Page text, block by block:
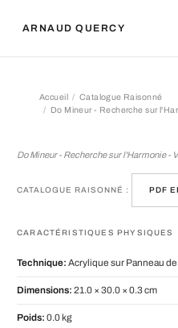
ARNAUD QUERCY
Accueil
Catalogue Raisonné
Do Mineur - Recherche sur
Do Mineur - Recherche sur l'Harmonie -
CATALOGUE RAISONNÉ : PDF
CARACTÉRISTIQUES PHYSIQUES
Technique: Acrylique sur Panneau
Dimensions: 21.0 × 30.0 × 0.3 cm
Poids: 0.0 kg